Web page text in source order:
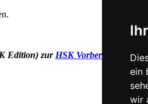
ein
wir
Edition) zur HSK Vorbereitung und